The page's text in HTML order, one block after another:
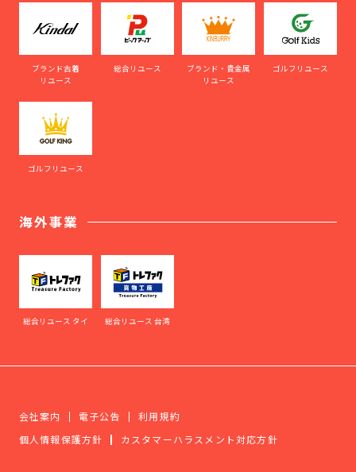
ブランド古着
リユース
総合リユース
ブランド・貴金属
リユース
ゴルフリユース
ゴルフリユース
海外事業
総合リユース タイ 総合リユース 台湾
会社案内 電子公告
利用規約
個人情報保護方針
カスタマーハラスメント対応方針